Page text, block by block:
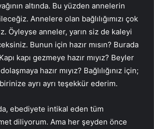
altında. Bu yüzden annelerin
Annelere olan bağlılığımızı çok
Öyleyse anneler, yarın siz de kaleyi
Bunun için hazır mısın? Burada
kapı gezmeye hazır mıyız? Beyler
hazır mıyız? Bağlılığınız için;
ayrı ayrı teşekkür ederim.
ebediyete intikal eden tüm
diliyorum. Ama her şeyden önce